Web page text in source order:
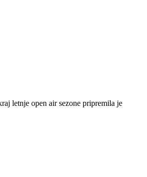
letnje open air sezone pripremila je